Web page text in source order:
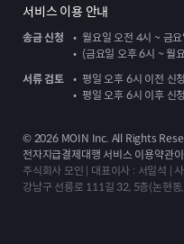
서비스 이용 안내
송금 신청
월요일 오전 4시 ~ 금
(금요일 오후 6시 ~ 월
서류 검토
평일 오후 6시 이전 신
평일 오후 6시 이후 신
© 2026MOIN Inc. All Rights
전자지급결제대행 서비스 이용약관
주식회사 모인 | 대표이사 : 서일석 |
강남구 선릉로 111길 32, 5층(논현동